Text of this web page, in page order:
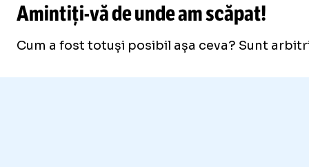
Amintiți-văde unde am scăpat!
Cum a fost totuși posibil așa ceva? Sunt